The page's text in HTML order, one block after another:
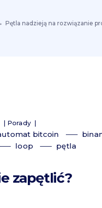
Pętla nadzieją na rozwiązanie
Porady
bitcoin
loop pętla
zapętlić?